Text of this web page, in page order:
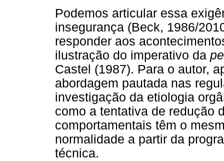
Podemos articular essa
insegurança (Beck, 1986/
responder aos
ilustração do imperativo da
Castel (1987). Para o autor,
abordagem pautada nas
investigação da etiologia
como a tentativa de redução
comportamentais têm o
normalidade a partir da
técnica.